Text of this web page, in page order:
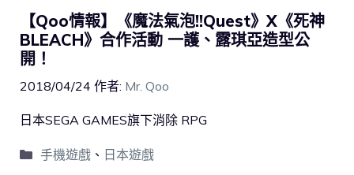
【Qoo情報】《魔法氣泡!!Quest》X《死神
BLEACH》合作活動 一護、露琪亞造型公
開！
2018/04/24 作者: Mr. Qoo
日本SEGA GAMES旗下消除 RPG
手機遊戲、 日本遊戲